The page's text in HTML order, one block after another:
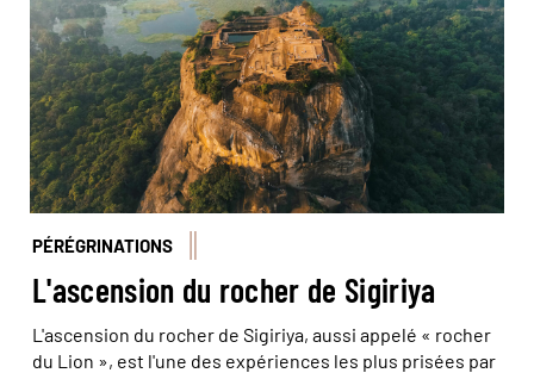
PÉRÉGRINATIONS
L'ascension du rocher de Sigiriya
L'ascension du rocher de Sigiriya, aussi appelé « rocher
du Lion », est l'une des expériences les plus prisées par